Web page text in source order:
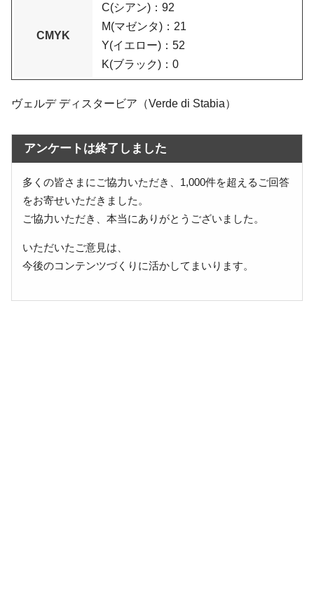
CMYK
C(シアン)：92
M(マゼンタ)：21
Y(イエロー)：52
K(ブラック)：0
ヴェルデ ディスタービア（Verde di Stabia）
アンケートは終了しました
多くの皆さまにご協力いただき、1,000件を超えるご回答
をお寄せいただきました。
ご協力いただき、本当にありがとうございました。
いただいたご意見は、
今後のコンテンツづくりに活かしてまいります。